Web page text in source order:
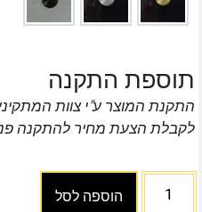
תוספת התקנה
התקנת המוצר ע"י צוות
לקבלת הצעת מחיר להתקנה
הוספה לסל